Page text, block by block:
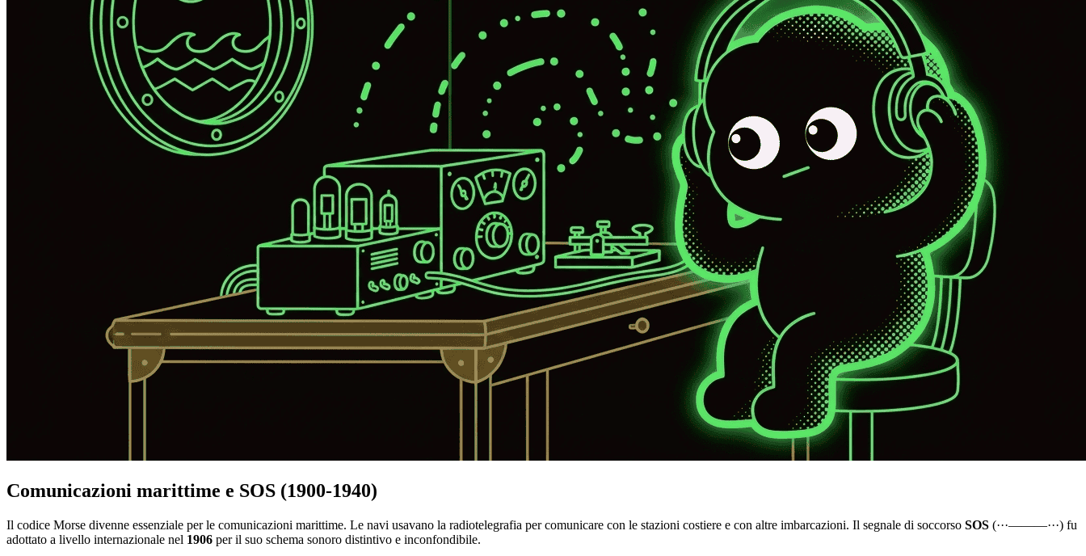
Comunicazioni marittime e SOS (1900-1940)
Il codice Morse divenne essenziale per le comunicazioni marittime. Le navi usavano la radiotelegrafia per comunicare con le stazioni costiere e con altre imbarcazioni. Il segnale di soccorso SOS (···———···) fu
adottato a livello internazionale nel 1906 per il suo schema sonoro distintivo e inconfondibile.